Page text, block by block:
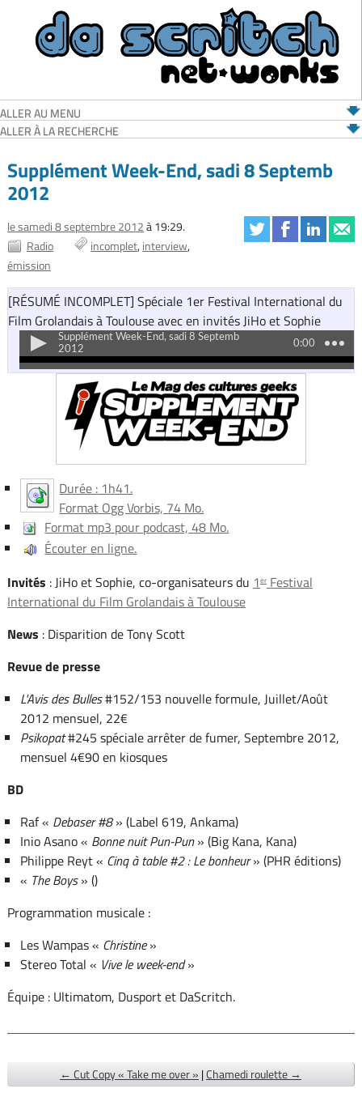
ALLER AU MENU
ALLER À LA RECHERCHE
Supplément Week-End, sadi 8 Septemb
2012
le samedi 8 septembre 2012à 19:29.
Radio
incomplet interview
émission
[RÉSUMÉ INCOMPLET] Spéciale 1er Festival International du
Film Grolandais à Toulouse avec en invités JiHo et Sophie
Durée : 1h41.
Format Ogg Vorbis, 74 Mo.
Format mp3 pour podcast, 48 Mo.
Écouter en ligne.
Invités : JiHo et Sophie, co-organisateurs du 1erFestival
International du Film Grolandais à Toulouse
News : Disparition de Tony Scott
Revue de presse
L'Avis des Bulles#152/153 nouvelle formule, Juillet/Août
2012 mensuel, 22€
Psikopat#245 spéciale arrêter de fumer, Septembre 2012,
mensuel 4€90 en kiosques
BD
Raf « Debaser #8» (Label 619, Ankama)
Inio Asano « Bonne nuit Pun-Pun» (Big Kana, Kana)
Philippe Reyt « Cinq à table #2 : Le bonheur» (PHR éditions)
« The Boys» ()
Programmation musicale :
Les Wampas « Christine»
Stereo Total « Vive le week-end»
Équipe : Ultimatom, Dusport et DaScritch.
← Cut Copy « Take me over » |Chamedi roulette →